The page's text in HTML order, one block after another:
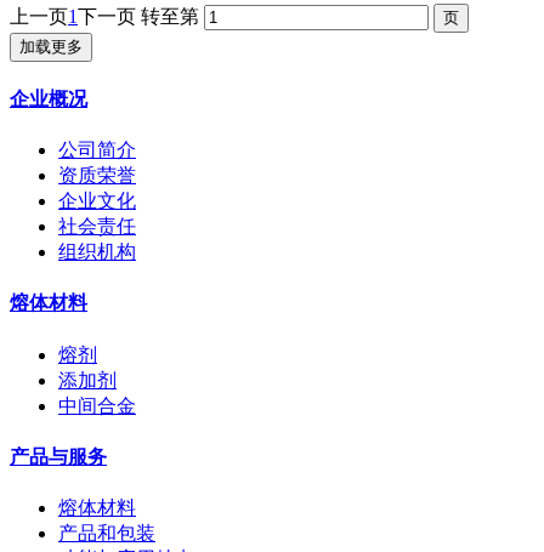
上一页1下一页 转至第
加载更多
企业概况
公司简介
资质荣誉
企业文化
社会责任
组织机构
熔体材料
熔剂
添加剂
中间合金
产品与服务
熔体材料
产品和包装